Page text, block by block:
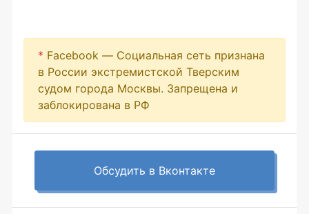
* Facebook — Социальная сеть признана
в России экстремистской Тверским
судом города Москвы. Запрещена и
заблокирована в РФ
Обсудить в Вконтакте